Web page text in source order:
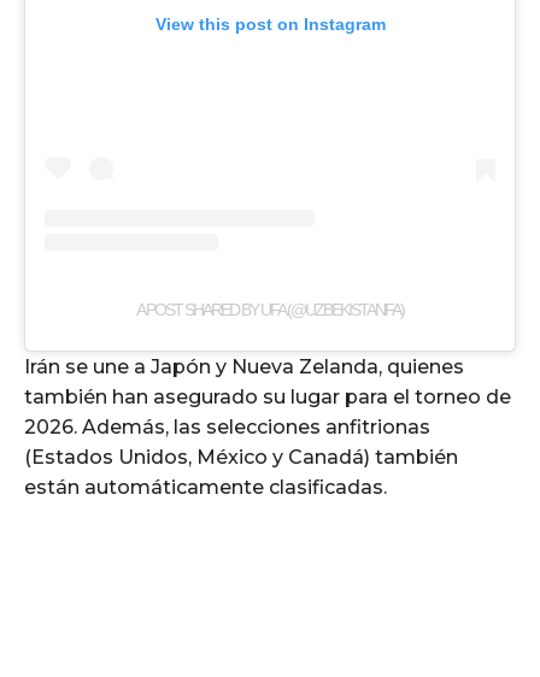
View this post on Instagram
A POST SHARED BY UFA (@UZBEKISTANFA)
Irán se une a Japón y Nueva Zelanda, quienes
también han asegurado su lugar para el torneo de
2026. Además, las selecciones anfitrionas
(Estados Unidos, México y Canadá) también
están automáticamente clasificadas.